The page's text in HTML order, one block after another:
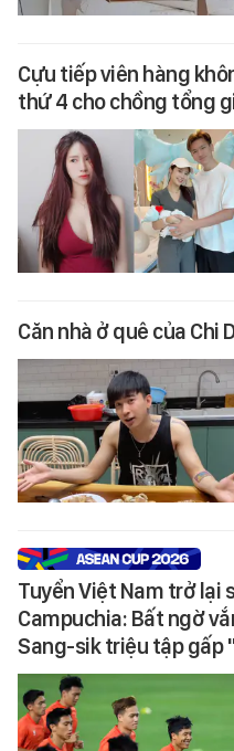
Cựu tiếp viên hàng
thứ 4 cho chồng tổng
Căn nhà ở quê của Chi
Tuyển Việt Nam trở lại
Campuchia: Bất ngờ
Sang-sik triệu tập gấp